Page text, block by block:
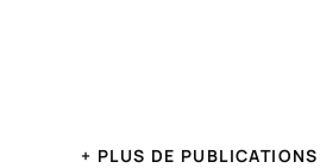
+ PLUS DE PUBLICATIONS